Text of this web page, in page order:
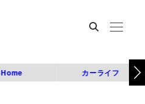
Home カーライフ